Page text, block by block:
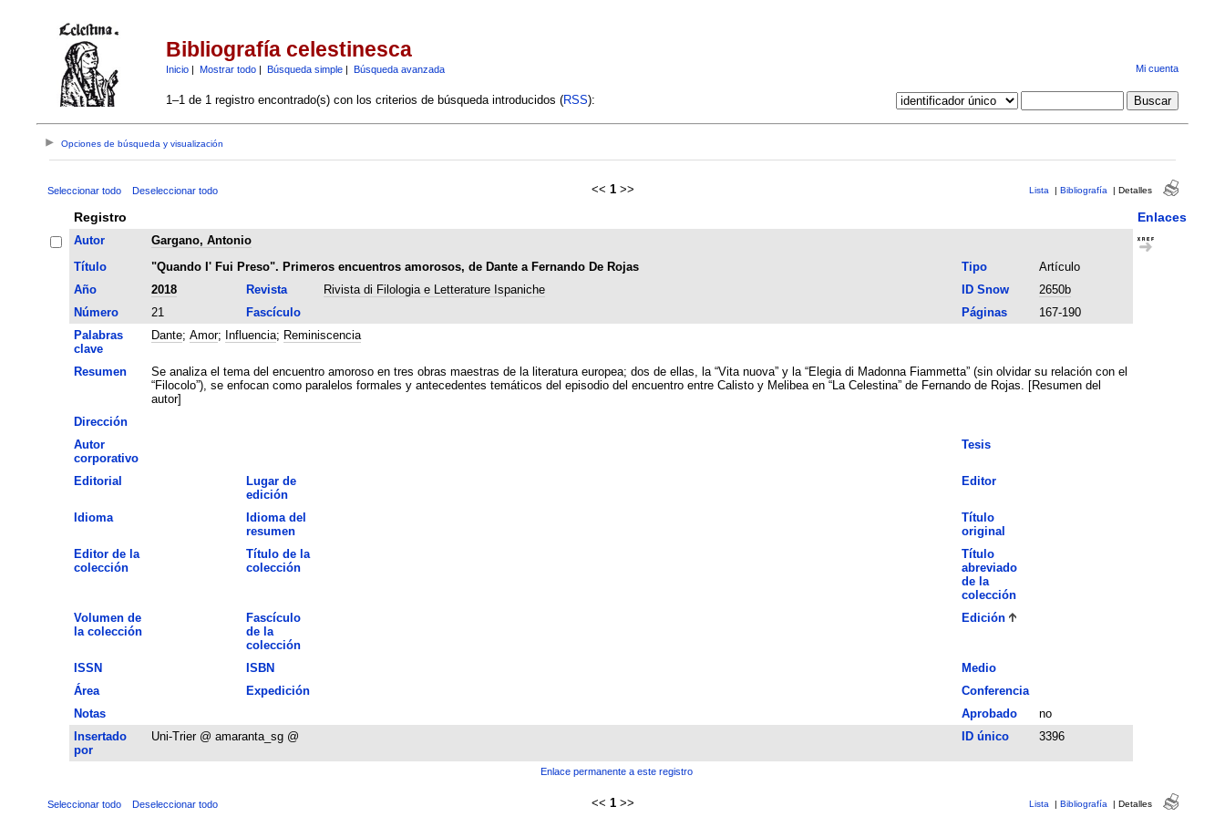
Bibliografía celestinesca
Inicio| Mostrar todo| Búsqueda simple| Búsqueda avanzada Mi cuenta
1–1 de 1 registro encontrado(s) con los criterios de búsqueda introducidos (RSS):
Opciones de búsqueda y visualización
Seleccionar todo Deseleccionar todo << 1 >> Lista | Bibliografía | Detalles
Registro Enlaces
Autor
Gargano, Antonio
Título
"Quando I' Fui Preso". Primeros encuentros amorosos, de Dante a Fernando De Rojas Tipo
Artículo
Año
2018 Revista Rivista di Filologia e Letterature Ispaniche ID Snow
2650b
Número
21 Fascículo Páginas
167-190
Palabras
clave
Dante; Amor; Influencia; Reminiscencia
Resumen
Se analiza el tema del encuentro amoroso en tres obras maestras de la literatura europea; dos de ellas, la “Vita nuova” y la “Elegia di Madonna Fiammetta” (sin olvidar su relación con el
“Filocolo”), se enfocan como paralelos formales y antecedentes temáticos del episodio del encuentro entre Calisto y Melibea en “La Celestina” de Fernando de Rojas. [Resumen del
autor]
Dirección
Autor
corporativo
Tesis
Editorial
Lugar de
edición
Editor
Idioma
Idioma del
resumen
Título
original
Editor de la
colección
Título de la
colección
Título
abreviado
de la
colección
Volumen de
la colección
Fascículo
de la
colección
Edición
ISSN ISBN
Medio
Área
Expedición
Conferencia
Notas
Aprobado
no
Insertado
por
Uni-Trier @ amaranta_sg @ ID único 3396
Enlace permanente a este registro
Seleccionar todo Deseleccionar todo << 1 >> Lista | Bibliografía | Detalles